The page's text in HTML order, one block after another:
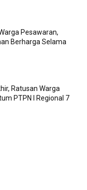
Pesawaran,
Berharga Selama
Ratusan Warga
PTPN I Regional 7